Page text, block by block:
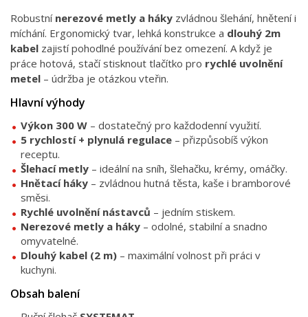
Robustní nerezové metly a háky zvládnou šlehání, hnětení i
míchání. Ergonomický tvar, lehká konstrukce a dlouhý 2m
kabel zajistí pohodlné používání bez omezení. A když je
práce hotová, stačí stisknout tlačítko pro rychlé uvolnění
metel – údržba je otázkou vteřin.
Hlavní výhody
Výkon 300 W – dostatečný pro každodenní využití.
5 rychlostí + plynulá regulace – přizpůsobíš výkon
receptu.
Šlehací metly – ideální na sníh, šlehačku, krémy, omáčky.
Hnětací háky – zvládnou hutná těsta, kaše i bramborové
směsi.
Rychlé uvolnění nástavců – jedním stiskem.
Nerezové metly a háky – odolné, stabilní a snadno
omyvatelné.
Dlouhý kabel (2 m) – maximální volnost při práci v
kuchyni.
Obsah balení